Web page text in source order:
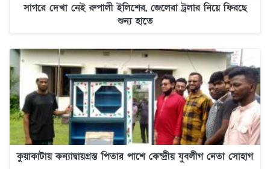
সাগরে দেখা নেই রুপালী ইলিশের, জেলেরা ট্রলার নিয়ে ফিরছে
শুন্য হাতে
কুয়াকাটায় কন্যাদ্বায়গ্রস্ত পিতার পাশে কেন্দ্রীয় যুবলীগ নেতা সোহাগ